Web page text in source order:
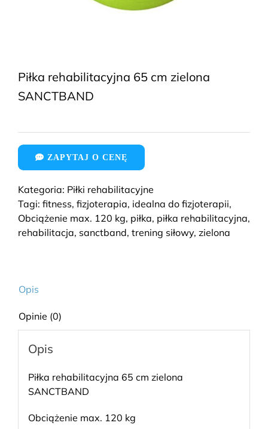
Piłka rehabilitacyjna 65 cm zielona
SANCTBAND
ZAPYTAJ O CENĘ
Kategoria: Piłki rehabilitacyjne
Tagi: fitness, fizjoterapia, idealna do fizjoterapii,
Obciążenie max. 120 kg, piłka, piłka rehabilitacyjna,
rehabilitacja, sanctband, trening siłowy, zielona
Opis
Opinie (0)
Opis
Piłka rehabilitacyjna 65 cm zielona
SANCTBAND
Obciążenie max. 120 kg